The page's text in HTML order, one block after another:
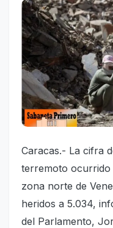
Caracas.- La cifra
terremoto ocurrido
zona norte de
heridos a 5.034,
del Parlamento,